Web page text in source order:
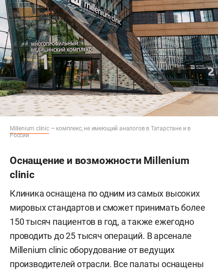
Millenium clinic— комплекс, не имеющий аналогов в Татарстане и в
России
Оснащение и возможности Millenium
clinic
Клиника оснащена по одним из самых высоких
мировых стандартов и сможет принимать более
150 тысяч пациентов в год, а также ежегодно
проводить до 25 тысяч операций. В арсенале
Millenium clinic оборудование от ведущих
производителей отрасли. Все палаты оснащены